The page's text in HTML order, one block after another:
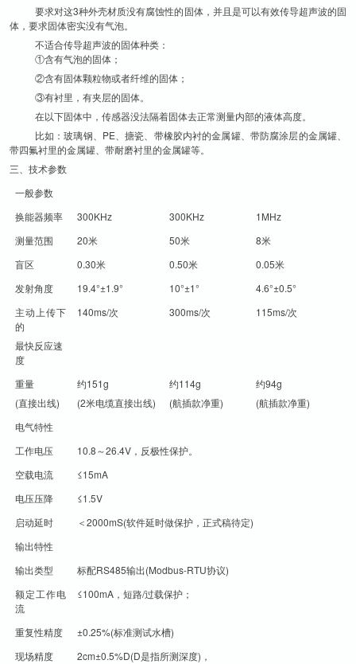
要求对这3种外壳材质没有腐蚀性的固体，并且是可以有效传导超声波的固
体，要求固体密实没有气泡。
不适合传导超声波的固体种类：
①含有气泡的固体；
②含有固体颗粒物或者纤维的固体；
③有衬里，有夹层的固体。
在以下固体中，传感器没法隔着固体去正常测量内部的液体高度。
比如：玻璃钢、PE、搪瓷、带橡胶内衬的金属罐、带防腐涂层的金属罐、
带四氟衬里的金属罐、带耐磨衬里的金属罐等。
三、技术参数
一般参数
换能器频率
300KHz 300KHz
1MHz
测量范围
20米 50米
8米
盲区
0.30米 0.50米
0.05米
发射角度
19.4°±1.9° 10°±1°
4.6°±0.5°
主动上传下
的
最快反应速
度
140ms/次 300ms/次 115ms/次
重量
(直接出线)
约151g
(2米电缆直接出线)
约114g
(航插款净重)
约94g
(航插款净重)
电气特性
工作电压
10.8～26.4V，反极性保护。
空载电流
≤15mA
电压压降
≤1.5V
启动延时
＜2000mS(软件延时做保护，正式稿待定)
输出特性
输出类型
标配RS485输出(Modbus-RTU协议)
额定工作电
流
≤100mA，短路/过载保护；
重复性精度
±0.25%(标准测试水槽)
现场精度
2cm±0.5%D(D是指所测深度)，